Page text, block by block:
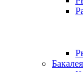
Бакалея